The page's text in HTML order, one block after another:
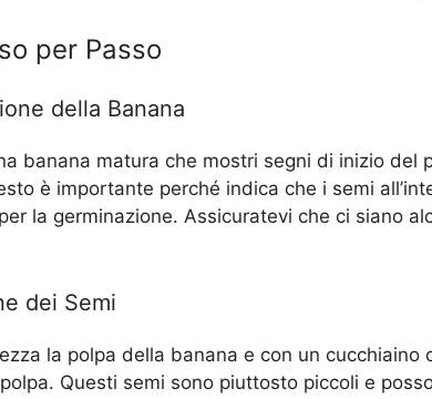
per Passo
della Banana
banana matura che mostri segni di inizio del
è importante perché indica che i semi
la germinazione. Assicuratevi che ci siano
dei Semi
la polpa della banana e con un cucchiaino
Questi semi sono piuttosto piccoli e